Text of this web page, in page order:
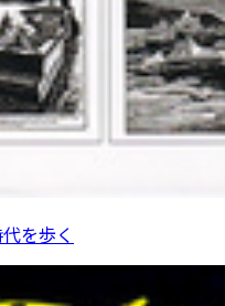
を歩く